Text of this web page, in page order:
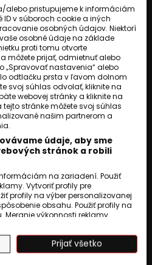
by ste 400 € za
s Rytmusom? V menu
aj marikľe.
Television
30 júl 2024
1 min. čítania
alebo pristupujeme k informáciám
v súboroch cookie a iných
osobných údajov. Niektorí
osobné údaje na základe
proti tomu otvorte
môžete prijať, odmietnuť alebo
nastavenia“ alebo
odtlačku prsta v ľavom dolnom
svoj súhlas odvolať, kliknite na
webovej stránky a kliknite na
stránke môžete svoj súhlas
našim partnerom a
údaje, aby sme
stránok a robili
na zariadení. Použiť
Vytvoriť profily pre
profily na výber personalizovanej
obsahu. Použiť profily na
výkonnosti reklamy.
rôznych zdrojov. Vývoj a
údajov na výber
Prijať všetko